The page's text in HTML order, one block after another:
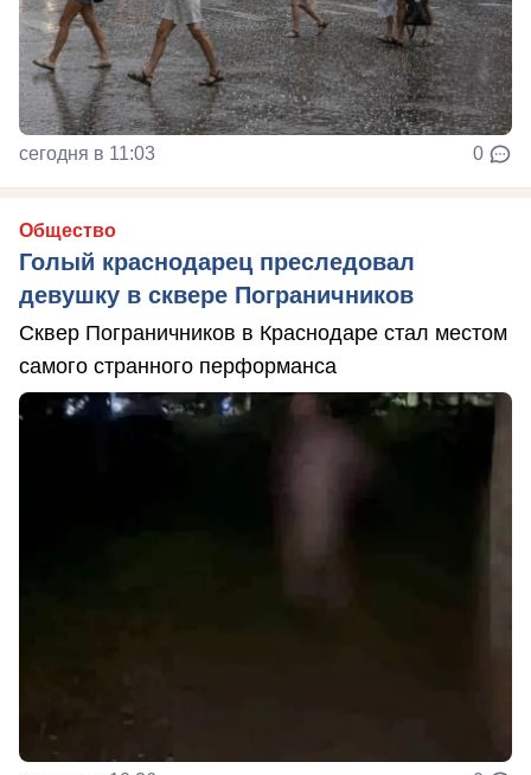
сегодня в 11:03 0
Общество
Голый краснодарец преследовал
девушку в сквере Пограничников
Сквер Пограничников в Краснодаре стал местом
самого странного перформанса